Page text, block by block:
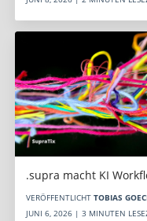
.supra macht KI
VERÖFFENTLICHT TOBIAS
JUNI 6, 2026 | 3 MINUTEN